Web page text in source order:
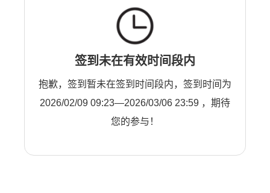
签到未在有效时间段内
抱歉，签到暂未在签到时间段内，签到时间为
2026/02/09 09:23—2026/03/06 23:59 ，期待
您的参与！